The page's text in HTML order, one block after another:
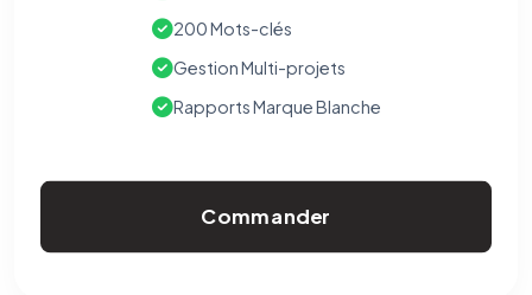
200 Mots-clés
Gestion Multi-projets
Rapports Marque Blanche
Commander